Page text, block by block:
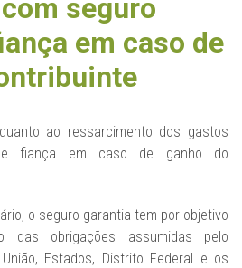
seguro
em caso de
ao ressarcimento dos gastos
e fiança em caso de ganho do
o seguro garantia tem por objetivo
das obrigações assumidas pelo
Estados, Distrito Federal e os